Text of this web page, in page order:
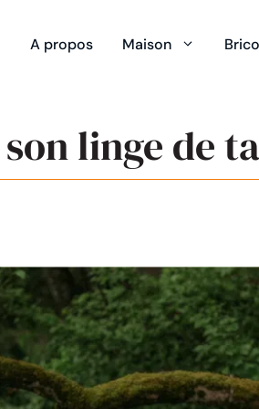
A propos Maison
linge de